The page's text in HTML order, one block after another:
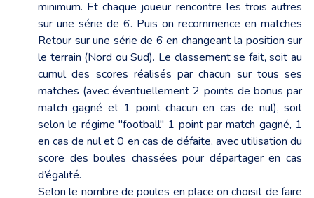
minimum. Et chaque joueur rencontre les trois autres
sur une série de 6. Puis on recommence en matches
Retour sur une série de 6 en changeant la position sur
le terrain (Nord ou Sud). Le classement se fait, soit au
cumul des scores réalisés par chacun sur tous ses
matches (avec éventuellement 2 points de bonus par
match gagné et 1 point chacun en cas de nul), soit
selon le régime "football" 1 point par match gagné, 1
en cas de nul et 0 en cas de défaite, avec utilisation du
score des boules chassées pour départager en cas
d’égalité.
Selon le nombre de poules en place on choisit de faire